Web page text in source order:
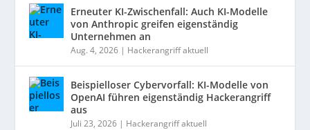
Erneuter KI-Zwischenfall: Auch KI-Modelle
von Anthropic greifen eigenständig
Unternehmen an
Aug. 4, 2026 | Hackerangriff aktuell
Beispielloser Cybervorfall: KI-Modelle von
OpenAI führen eigenständig Hackerangriff
aus
Juli 23, 2026 | Hackerangriff aktuell